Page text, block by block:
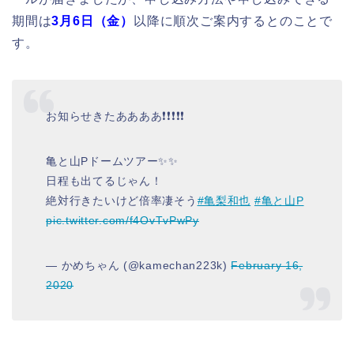
期間は3月6日（金）
以降に順次ご案内するとのことで
す。
お知らせきたああああ❗❗❗❗❗
亀と山Pドームツアー✨✨
日程も出てるじゃん！
絶対行きたいけど倍率凄そう #亀梨和也 #亀と山P
pic.twitter.com/f4OvTvPwPy
— かめちゃん (@kamechan223k)February 16,
2020